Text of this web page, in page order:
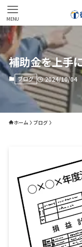
MENU
補助金を上手
ブログ 2024/10/04
ホーム ブログ